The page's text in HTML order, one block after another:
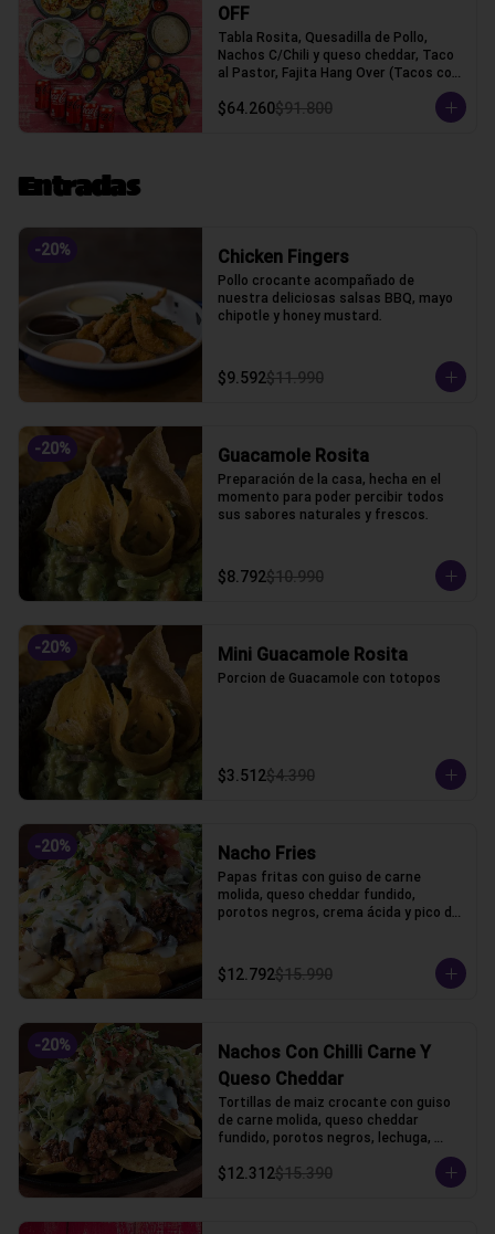
OFF
Tabla Rosita, Quesadilla de Pollo,
Nachos C/Chili y queso cheddar, Taco
al Pastor, Fajita Hang Over (Tacos con
$64.260$91.800
Entradas
-20% Chicken Fingers
Pollo crocante acompañado de
nuestra deliciosas salsas BBQ, mayo
chipotle y honey mustard.
$9.592$11.990
-20% Guacamole Rosita
Preparación de la casa, hecha en el
momento para poder percibir todos
sus sabores naturales y frescos.
$8.792$10.990
-20% Mini Guacamole Rosita
Porcion de Guacamole con totopos
$3.512$4.390
-20% Nacho Fries
Papas fritas con guiso de carne
molida, queso cheddar fundido,
porotos negros, crema ácida y pico de
$12.792$15.990
-20%
Nachos Con Chilli Carne Y
Queso Cheddar
Tortillas de maiz crocante con guiso
de carne molida, queso cheddar
fundido, porotos negros, lechuga,
$12.312$15.390